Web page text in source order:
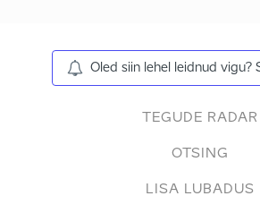
Oled siin lehel leidnud vigu?
TEGUDE RADAR
OTSING
LISA LUBADUS